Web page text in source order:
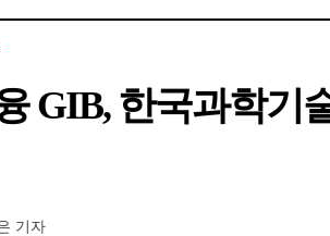
GIB, 한국과학기
기자